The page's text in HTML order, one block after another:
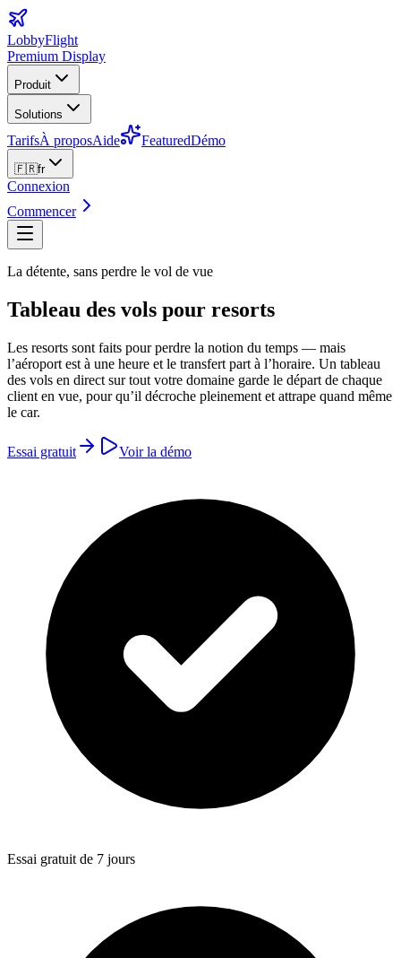
LobbyFlight
Premium Display
Produit
Solutions
TarifsÀ proposAide FeaturedDémo
🇫🇷fr
Connexion
Commencer
La détente, sans perdre le vol de vue
Tableau des vols pour resorts
Les resorts sont faits pour perdre la notion du temps — mais
l’aéroport est à une heure et le transfert part à l’horaire. Un tableau
des vols en direct sur tout votre domaine garde le départ de chaque
client en vue, pour qu’il décroche pleinement et attrape quand même
le car.
Essai gratuit Voir la démo
Essai gratuit de 7 jours